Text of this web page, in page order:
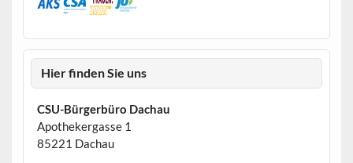
Hier finden Sie uns
CSU-Bürgerbüro Dachau
Apothekergasse 1
85221 Dachau